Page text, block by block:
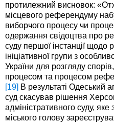
протилежний висновок:
місцевого референдуму
виборчого процесу чи
одержання свідоцтва про
суду першої інстанції щодо
ініціативної групи з
України для розгляду
процесом та процесом
[19] В результаті Одеський
суд скасував рішення
адміністративного суду,
міського голову